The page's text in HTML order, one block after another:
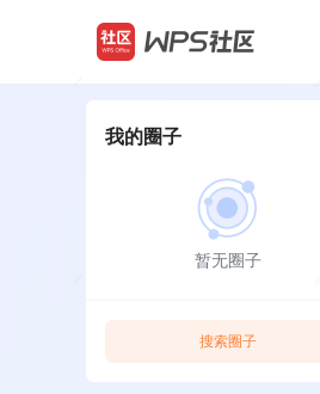
/
我的圈子
暂无圈子
搜索圈子